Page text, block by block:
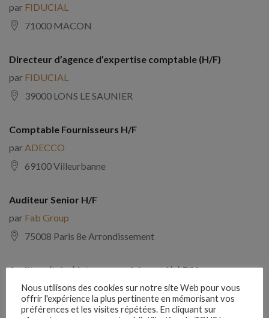
par FIDUCIAL
71000 MACON
Directeur d’agence d’expertise comptable (H/F)
par FIDUCIAL
39000 LONS LE SAUNIER
Comptable Fournisseurs H/F
par ADECCO
69100 Villeurbanne
Auditeur Senior H/F
par Fab Group
75008 Paris 8e Arrondissement
Auditeur(trice) interne expérimenté(e) F/H
parComptabilite Emploi
39130 Châtillon
Nous utilisons des cookies sur notre site Web pour vous
offrir l'expérience la plus pertinente en mémorisant vos
préférences et les visites répétées. En cliquant sur